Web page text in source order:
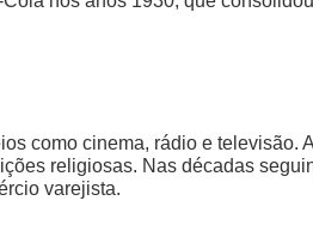
como cinema, rádio e televisão.
religiosas. Nas décadas
varejista.